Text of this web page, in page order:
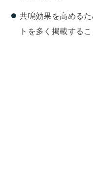
共鳴効果を高める
トを多く掲載するこ